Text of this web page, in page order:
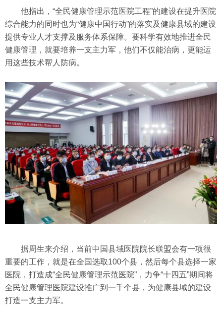
他指出，“全民健康管理示范医院工程”的建设在提升医院
综合能力的同时也为“健康中国行动”的落实及健康县域的建设
提供专业人才支撑及服务体系保障。要科学有效地推进全民
健康管理，就要培养一支主力军，他们不仅能治病，更能运
用这些技术帮人防病。
据周生来介绍，当前中国县域医院院长联盟会有一项很
重要的工作，就是在全国选取100个县，然后每个县选择一家
医院，打造成“全民健康管理示范医院”，力争“十四五”期间将
全民健康管理医院建设推广到一千个县，为健康县域的建设
打造一支主力军。